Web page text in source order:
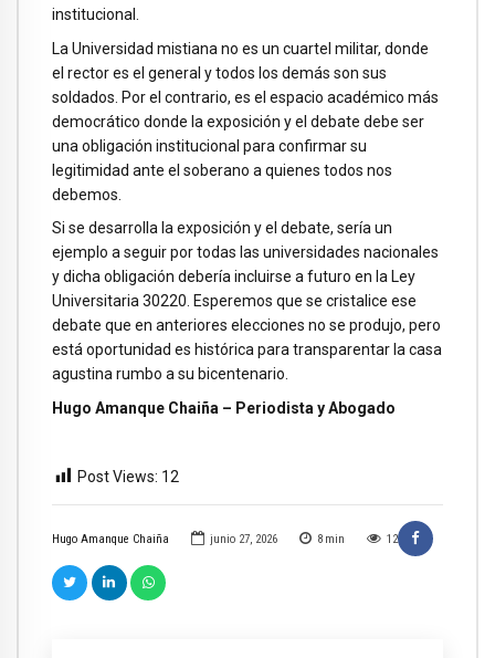
Hugo Amanque Chaiña junio 27, 2026 8 min 12
institucional.
La Universidad mistiana no es un cuartel militar, donde
el rector es el general y todos los demás son sus
soldados. Por el contrario, es el espacio académico más
democrático donde la exposición y el debate debe ser
una obligación institucional para confirmar su
legitimidad ante el soberano a quienes todos nos
debemos.
Si se desarrolla la exposición y el debate, sería un
ejemplo a seguir por todas las universidades nacionales
y dicha obligación debería incluirse a futuro en la Ley
Universitaria 30220. Esperemos que se cristalice ese
debate que en anteriores elecciones no se produjo, pero
está oportunidad es histórica para transparentar la casa
agustina rumbo a su bicentenario.
Hugo Amanque Chaiña – Periodista y Abogado
Post Views: 12